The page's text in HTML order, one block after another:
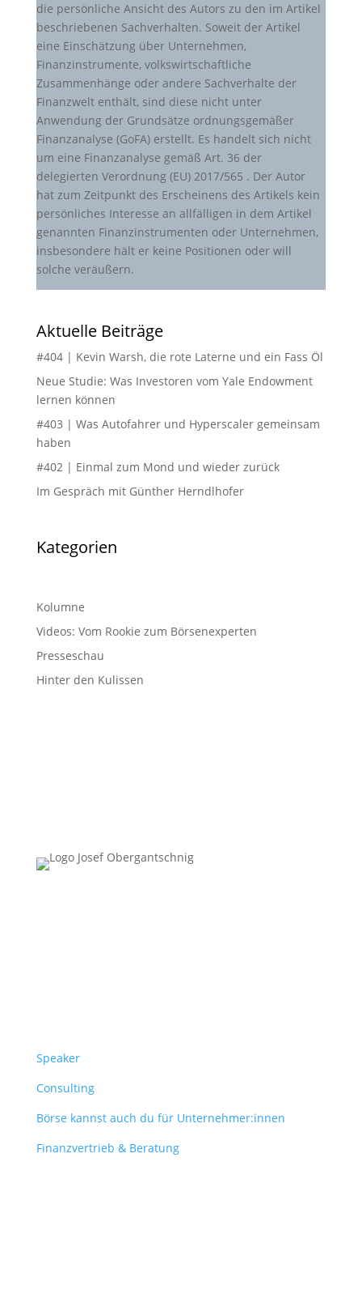
die persönliche Ansicht des Autors zu den im Artikel
beschriebenen Sachverhalten. Soweit der Artikel
eine Einschätzung über Unternehmen,
Finanzinstrumente, volkswirtschaftliche
Zusammenhänge oder andere Sachverhalte der
Finanzwelt enthält, sind diese nicht unter
Anwendung der Grundsätze ordnungsgemäßer
Finanzanalyse (GoFA) erstellt. Es handelt sich nicht
um eine Finanzanalyse gemäß Art. 36 der
delegierten Verordnung (EU) 2017/565 . Der Autor
hat zum Zeitpunkt des Erscheinens des Artikels kein
persönliches Interesse an allfälligen in dem Artikel
genannten Finanzinstrumenten oder Unternehmen,
insbesondere hält er keine Positionen oder will
solche veräußern.
Aktuelle Beiträge
#404 | Kevin Warsh, die rote Laterne und ein Fass Öl
Neue Studie: Was Investoren vom Yale Endowment
lernen können
#403 | Was Autofahrer und Hyperscaler gemeinsam
haben
#402 | Einmal zum Mond und wieder zurück
Im Gespräch mit Günther Herndlhofer
Kategorien
Kolumne
Videos: Vom Rookie zum Börsenexperten
Presseschau
Hinter den Kulissen
Speaker
Consulting
Börse kannst auch du für Unternehmer:innen
Finanzvertrieb & Beratung